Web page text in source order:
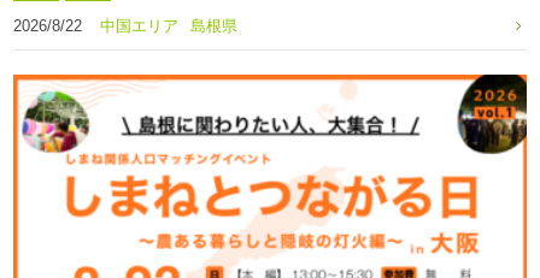
2026/8/22 中国エリア 島根県